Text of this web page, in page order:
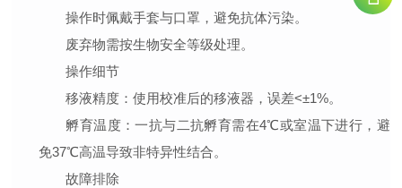
操作时佩戴手套与口罩，避免抗体污染。
废弃物需按生物安全等级处理。
操作细节
移液精度 ：使用校准后的移液器，误差<±1%。
孵育温度 ：一抗与二抗孵育需在4℃或室温下进行，避
免37℃高温导致非特异性结合。
故障排除